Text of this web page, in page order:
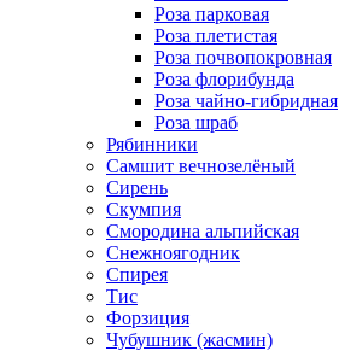
Роза парковая
Роза плетистая
Роза почвопокровная
Роза флорибунда
Роза чайно-гибридная
Роза шраб
Рябинники
Самшит вечнозелёный
Сирень
Скумпия
Смородина альпийская
Снежноягодник
Спирея
Тис
Форзиция
Чубушник (жасмин)